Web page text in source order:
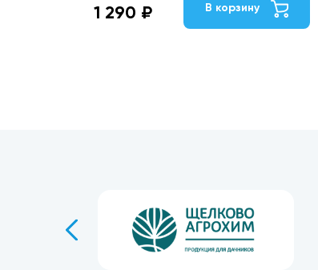
1 290 ₽ В корзину